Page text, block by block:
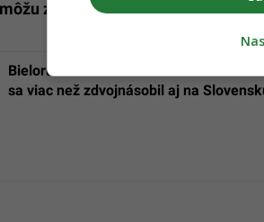
zúčastniť olympijských hier v
Bielorusov už Rusko neláka. Väčšina
sa viac než zdvojnásobil aj na